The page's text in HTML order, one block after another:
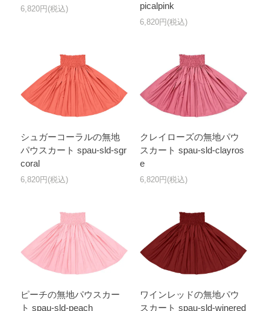
6,820円(税込)
picalpink
6,820円(税込)
シュガーコーラルの無地
パウスカート spau-sld-sgr
coral
6,820円(税込)
クレイローズの無地パウ
スカート spau-sld-clayros
e
6,820円(税込)
ピーチの無地パウスカー
ト spau-sld-peach
ワインレッドの無地パウ
スカート spau-sld-winered